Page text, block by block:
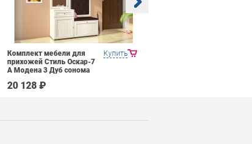
Купить
Комплект мебели для
прихожей Стиль Оскар-7
А Модена 3 Дуб сонома
20 128 ₽